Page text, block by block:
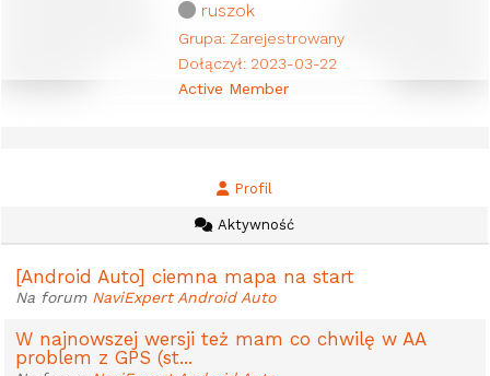
ruszok
Grupa: Zarejestrowany
Dołączył: 2023-03-22
Active Member
Profil
Aktywność
[Android Auto] ciemna mapa na start
Na forum NaviExpert Android Auto
W najnowszej wersji też mam co chwilę w AA
problem z GPS (st...